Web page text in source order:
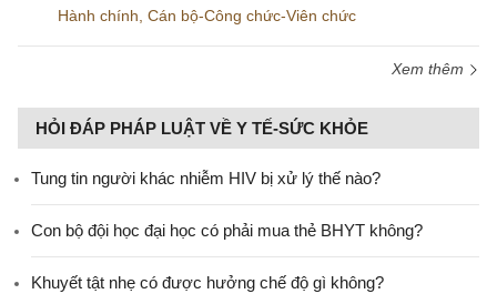
Hành chính Cán bộ-Công chức-Viên chức
Xem thêm
HỎI ĐÁP PHÁP LUẬT VỀ Y TẾ-SỨC KHỎE
Tung tin người khác nhiễm HIV bị xử lý thế nào?
Con bộ đội học đại học có phải mua thẻ BHYT không?
Khuyết tật nhẹ có được hưởng chế độ gì không?